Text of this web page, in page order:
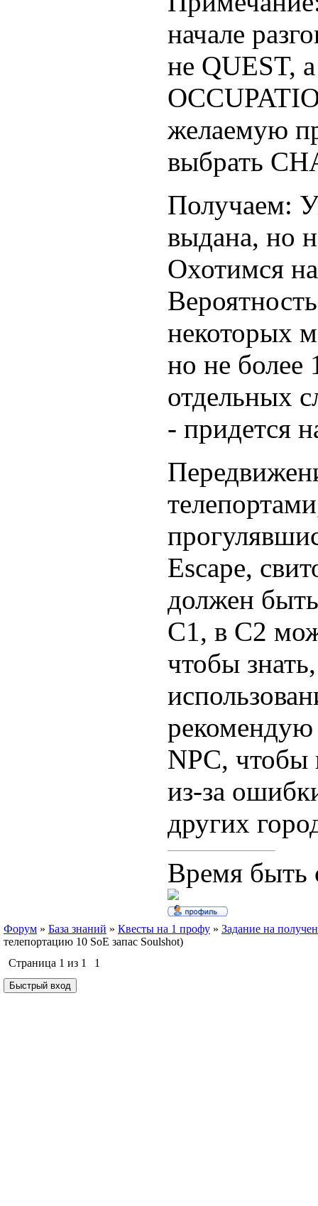
начале
не QUEST,
желаемую
выбрать
Получаем:
выдана, но
Охотимся
некоторых
но не более
отдельных
- придется
Escape,
должен
C1, в С2
чтобы
рекомендую
NPC, чтобы
из-за
других
Время быть
Форум » База знаний » Квесты на 1 профу » Задание на
телепортацию 10 SoE запас Soulshot)
Страница 1 из 1 1